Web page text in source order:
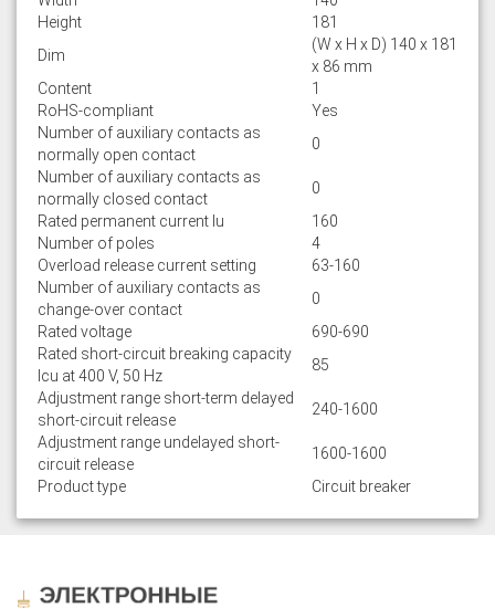
Height
181
Dim
(W x H x D) 140 x 181
x 86 mm
Content
1
RoHS-compliant
Yes
Number of auxiliary contacts as
normally open contact
0
Number of auxiliary contacts as
normally closed contact
0
Rated permanent current Iu
160
Number of poles
4
Overload release current setting
63-160
Number of auxiliary contacts as
change-over contact
0
Rated voltage
690-690
Rated short-circuit breaking capacity
lcu at 400 V, 50 Hz
85
Adjustment range short-term delayed
short-circuit release
240-1600
Adjustment range undelayed short-
circuit release
1600-1600
Product type
Circuit breaker